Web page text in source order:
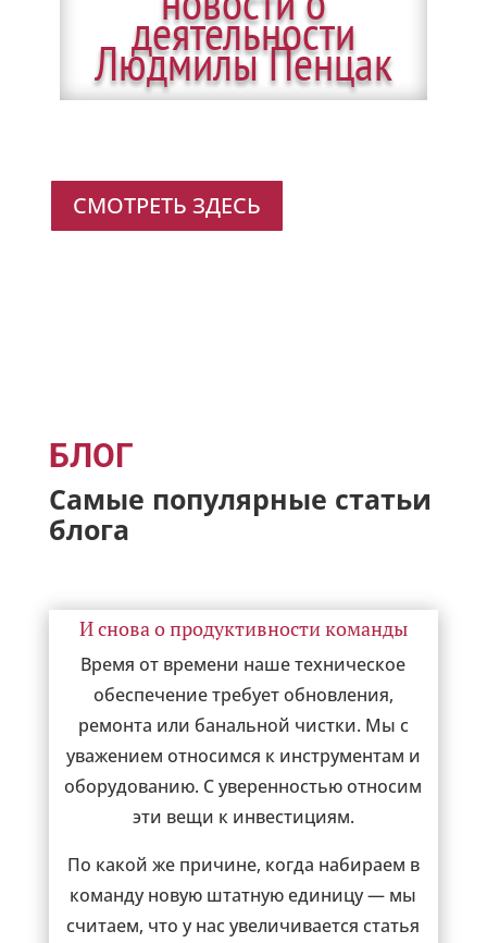
деятельности
Людмилы Пенцак
СМОТРЕТЬ ЗДЕСЬ
БЛОГ
Самые популярные статьи
блога
И снова о продуктивности команды
Время от времени наше техническое
обеспечение требует обновления,
ремонта или банальной чистки. Мы с
уважением относимся к инструментам и
оборудованию. С уверенностью относим
эти вещи к инвестициям.
По какой же причине, когда набираем в
команду новую штатную единицу — мы
считаем, что у нас увеличивается статья